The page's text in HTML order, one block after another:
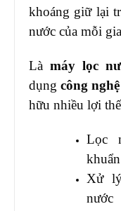
khoáng giữ lại
nước của mỗi
Làmáy lọc
dụng công
hữu nhiều lợi
Lọc
Xử
nước